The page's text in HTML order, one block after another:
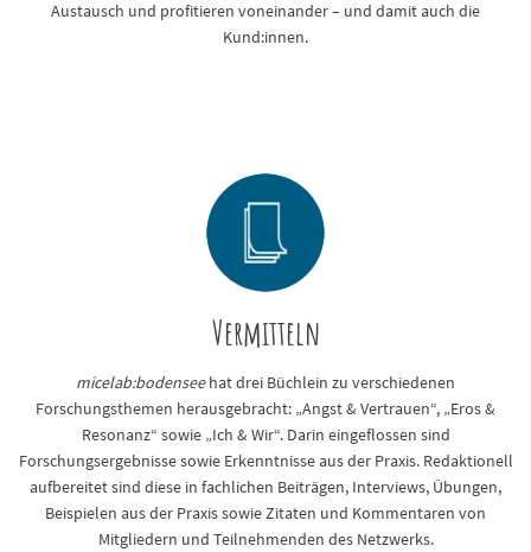
Austausch und profitieren voneinander – und damit auch die
Kund:innen.
Vermitteln
micelab:bodenseehat drei Büchlein zu verschiedenen
Forschungsthemen herausgebracht: „Angst & Vertrauen“, „Eros &
Resonanz“ sowie „Ich & Wir“. Darin eingeflossen sind
Forschungsergebnisse sowie Erkenntnisse aus der Praxis. Redaktionell
aufbereitet sind diese in fachlichen Beiträgen, Interviews, Übungen,
Beispielen aus der Praxis sowie Zitaten und Kommentaren von
Mitgliedern und Teilnehmenden des Netzwerks.